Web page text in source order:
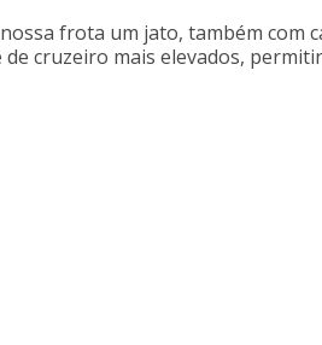
frota um jato, também
cruzeiro mais elevados,